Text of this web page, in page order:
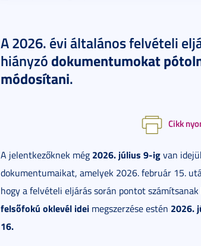
A 2026. évi általános felvételi
hiányzó dokumentumokat
módosítani.
Cikk
A jelentkezőknek még 2026. július 9-igvan
dokumentumaikat, amelyek 2026. február 15.
hogy a felvételi eljárás során pontot
felsőfokú oklevél idei megszerzése estén 2026.
16.